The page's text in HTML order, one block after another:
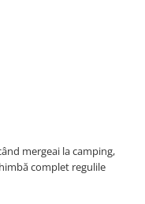
mergeai la camping,
complet regulile